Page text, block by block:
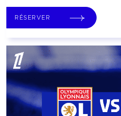
RÉSERVER